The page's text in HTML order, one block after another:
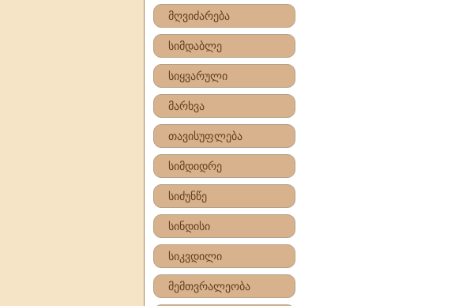
მღვიძარება
სიმდაბლე
სიყვარული
მარხვა
თავისუფლება
სიმდიდრე
სიძუნწე
სინდისი
სიკვდილი
მემთვრალეობა